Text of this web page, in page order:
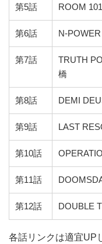
第5話 ROOM
第6話 N-
第7話
TRUTH
橋
第8話 DEMI
第9話 LAST
第10話
第11話
第12話 DOUBLE
各話リンクは適宜UP